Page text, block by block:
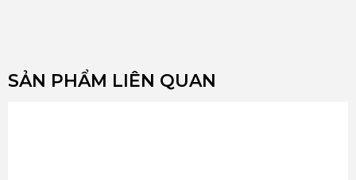
SẢN PHẨM LIÊN QUAN